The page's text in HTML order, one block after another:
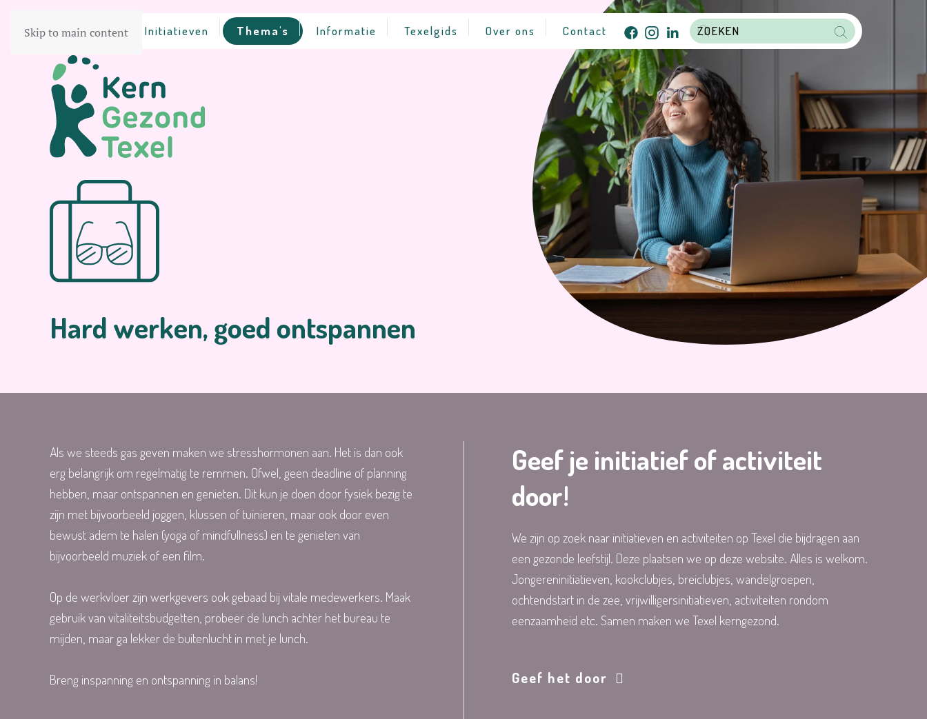
Skip to main content
Home Initiatieven Thema's Informatie Texelgids Over ons Contact
Hard werken, goed ontspannen
Als we steeds gas geven maken we stresshormonen aan. Het is dan ook
erg belangrijk om regelmatig te remmen. Ofwel, geen deadline of planning
hebben, maar ontspannen en genieten. Dit kun je doen door fysiek bezig te
zijn met bijvoorbeeld joggen, klussen of tuinieren, maar ook door even
bewust adem te halen (yoga of mindfullness) en te genieten van
bijvoorbeeld muziek of een film.
Op de werkvloer zijn werkgevers ook gebaad bij vitale medewerkers. Maak
gebruik van vitaliteitsbudgetten, probeer de lunch achter het bureau te
mijden, maar ga lekker de buitenlucht in met je lunch.
Breng inspanning en ontspanning in balans!
Geef je initiatief of activiteit
door!
We zijn op zoek naar initiatieven en activiteiten op Texel die bijdragen aan
een gezonde leefstijl. Deze plaatsen we op deze website. Alles is welkom.
Jongereninitiatieven, kookclubjes, breiclubjes, wandelgroepen,
ochtendstart in de zee, vrijwilligersinitiatieven, activiteiten rondom
eenzaamheid etc. Samen maken we Texel kerngezond.
Geef het door